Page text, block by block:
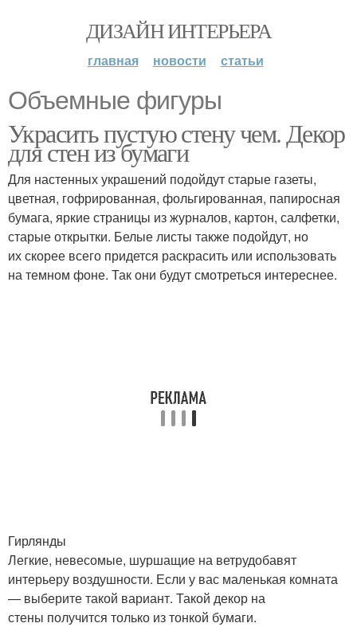
ДИЗАЙН ИНТЕРЬЕРА
главная новости статьи
Объемные фигуры
Украсить пустую стену чем. Декор
для стен из бумаги
Для настенных украшений подойдут старые газеты,
цветная, гофрированная, фольгированная, папиросная
бумага, яркие страницы из журналов, картон, салфетки,
старые открытки. Белые листы также подойдут, но
их скорее всего придется раскрасить или использовать
на темном фоне. Так они будут смотреться интереснее.
Гирлянды
Легкие, невесомые, шуршащие на ветрудобавят
интерьеру воздушности. Если у вас маленькая комната
— выберите такой вариант. Такой декор на
стены получится только из тонкой бумаги.